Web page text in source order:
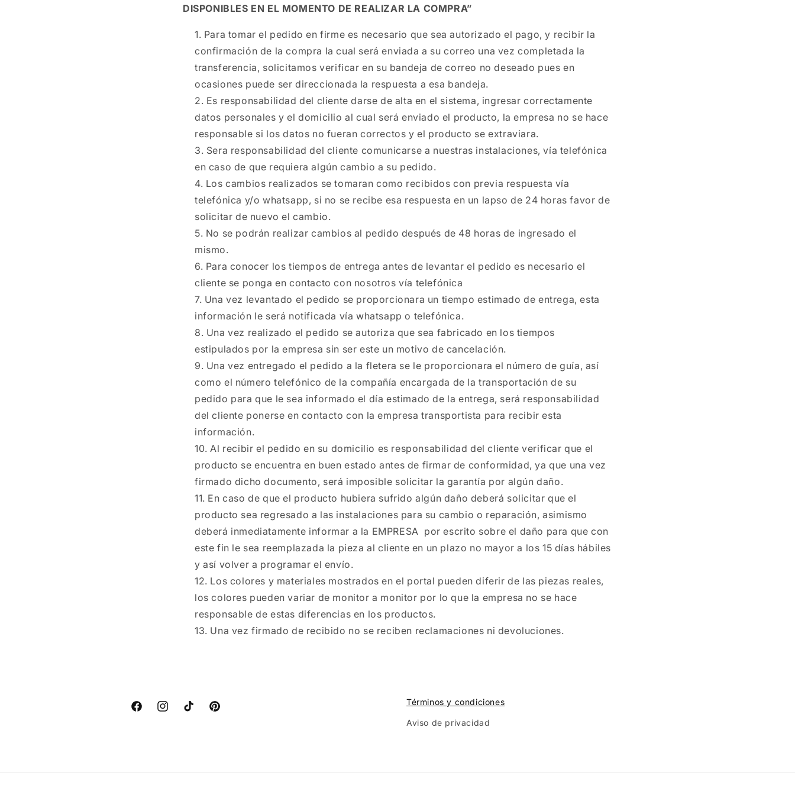
DISPONIBLES EN EL MOMENTO DE REALIZAR LA COMPRA”
Para tomar el pedido en firme es necesario que sea autorizado el pago, y recibir la
confirmación de la compra la cual será enviada a su correo una vez completada la
transferencia, solicitamos verificar en su bandeja de correo no deseado pues en
ocasiones puede ser direccionada la respuesta a esa bandeja.
Es responsabilidad del cliente darse de alta en el sistema, ingresar correctamente
datos personales y el domicilio al cual será enviado el producto, la empresa no se hace
responsable si los datos no fueran correctos y el producto se extraviara.
Sera responsabilidad del cliente comunicarse a nuestras instalaciones, vía telefónica
en caso de que requiera algún cambio a su pedido.
Los cambios realizados se tomaran como recibidos con previa respuesta vía
telefónica y/o whatsapp, si no se recibe esa respuesta en un lapso de 24 horas favor de
solicitar de nuevo el cambio.
No se podrán realizar cambios al pedido después de 48 horas de ingresado el
mismo.
Para conocer los tiempos de entrega antes de levantar el pedido es necesario el
cliente se ponga en contacto con nosotros vía telefónica
Una vez levantado el pedido se proporcionara un tiempo estimado de entrega, esta
información le será notificada vía whatsapp o telefónica.
Una vez realizado el pedido se autoriza que sea fabricado en los tiempos
estipulados por la empresa sin ser este un motivo de cancelación.
Una vez entregado el pedido a la fletera se le proporcionara el número de guía, así
como el número telefónico de la compañía encargada de la transportación de su
pedido para que le sea informado el día estimado de la entrega, será responsabilidad
del cliente ponerse en contacto con la empresa transportista para recibir esta
información.
Al recibir el pedido en su domicilio es responsabilidad del cliente verificar que el
producto se encuentra en buen estado antes de firmar de conformidad, ya que una vez
firmado dicho documento, será imposible solicitar la garantía por algún daño.
En caso de que el producto hubiera sufrido algún daño deberá solicitar que el
producto sea regresado a las instalaciones para su cambio o reparación, asimismo
deberá inmediatamente informar a la EMPRESA por escrito sobre el daño para que con
este fin le sea reemplazada la pieza al cliente en un plazo no mayor a los 15 días hábiles
y así volver a programar el envío.
Los colores y materiales mostrados en el portal pueden diferir de las piezas reales,
los colores pueden variar de monitor a monitor por lo que la empresa no se hace
responsable de estas diferencias en los productos.
Una vez firmado de recibido no se reciben reclamaciones ni devoluciones.
FacebookInstagramTikTok Pinterest
Términos y condiciones
Aviso de privacidad